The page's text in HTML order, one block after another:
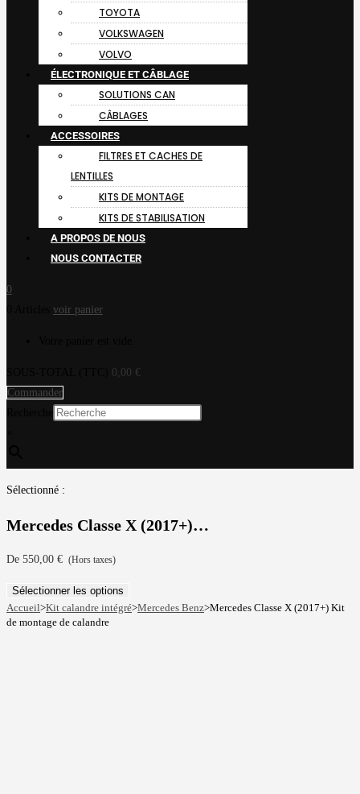
TOYOTA
VOLKSWAGEN
VOLVO
ÉLECTRONIQUE ET CÂBLAGE
SOLUTIONS CAN
CÂBLAGES
ACCESSOIRES
FILTRES ET CACHES DE
LENTILLES
KITS DE MONTAGE
KITS DE STABILISATION
A PROPOS DE NOUS
NOUS CONTACTER
0
voir panier
0,00 €
Commander
Sélectionné :
Mercedes Classe X (2017+)…
De 550,00 € (Hors taxes)
Sélectionner les options
Accueil>Kit calandre intégré>Mercedes Benz>Mercedes Classe X (2017+) Kit
de montage de calandre